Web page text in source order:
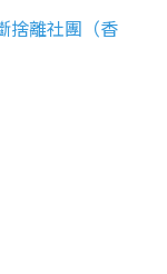
捨離社團（香